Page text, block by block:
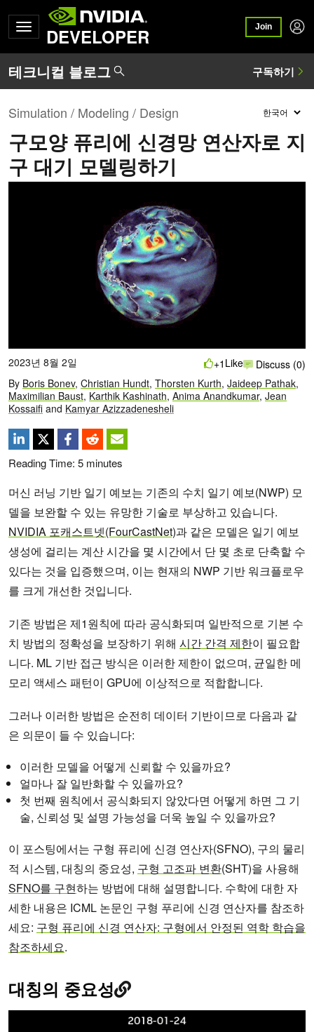
DEVELOPER Join
Simulation / Modeling / Design
구모양 퓨리에 신경망 연산자로 지
구 대기 모델링하기
2023년 8월 2일
By Boris Bonev, Christian Hundt, Thorsten Kurth, Jaideep Pathak,
Maximilian Baust, Karthik Kashinath, Anima Anandkumar, Jean
Kossaifi and Kamyar Azizzadenesheli
+1 Like Discuss (0)
Reading Time: 5 minutes
머신 러닝 기반 일기 예보는 기존의 수치 일기 예보(NWP) 모
델을 보완할 수 있는 유망한 기술로 부상하고 있습니다.
NVIDIA 포캐스트넷(FourCastNet)과 같은 모델은 일기 예보
생성에 걸리는 계산 시간을 몇 시간에서 단 몇 초로 단축할 수
있다는 것을 입증했으며, 이는 현재의 NWP 기반 워크플로우
를 크게 개선한 것입니다.
기존 방법은 제1원칙에 따라 공식화되며 일반적으로 기본 수
치 방법의 정확성을 보장하기 위해 시간 간격 제한이 필요합
니다. ML 기반 접근 방식은 이러한 제한이 없으며, 균일한 메
모리 액세스 패턴이 GPU에 이상적으로 적합합니다.
그러나 이러한 방법은 순전히 데이터 기반이므로 다음과 같
은 의문이 들 수 있습니다:
이러한 모델을 어떻게 신뢰할 수 있을까요?
얼마나 잘 일반화할 수 있을까요?
첫 번째 원칙에서 공식화되지 않았다면 어떻게 하면 그 기
술, 신뢰성 및 설명 가능성을 더욱 높일 수 있을까요?
이 포스팅에서는 구형 퓨리에 신경 연산자(SFNO), 구의 물리
적 시스템, 대칭의 중요성, 구형 고조파 변환(SHT)을 사용해
SFNO를 구현하는 방법에 대해 설명합니다. 수학에 대한 자
세한 내용은 ICML 논문인 구형 푸리에 신경 연산자를 참조하
세요: 구형 퓨리에 신경 연산자: 구형에서 안정된 역학 학습을
참조하세요.
대칭의 중요성